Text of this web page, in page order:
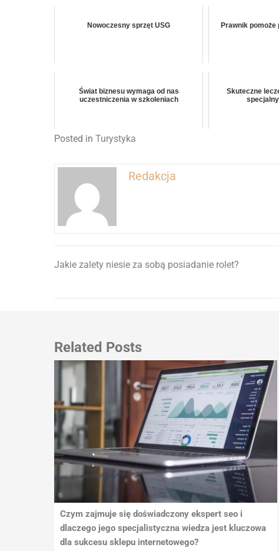
Nowoczesny sprzęt USG Prawnik pomoże
Świat biznesu wymaga od nas
uczestniczenia w szkoleniach
Skuteczne
Posted in Turystyka
Redakcja
Nawigacja
Jakie zalety niesie za sobą posiadanie rolet?
Related Posts
Czym zajmuje się doświadczony ekspert seo i
dlaczego jego specjalistyczna wiedza jest kluczowa
dla sukcesu sklepu internetowego?